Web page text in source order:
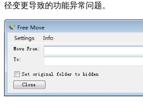
径变更导致的功能异常问题。